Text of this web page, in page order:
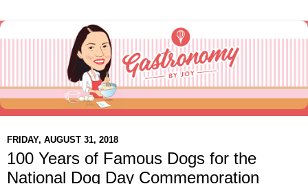
FRIDAY, AUGUST 31, 2018
100 Years of Famous Dogs for the
National Dog Day Commemoration